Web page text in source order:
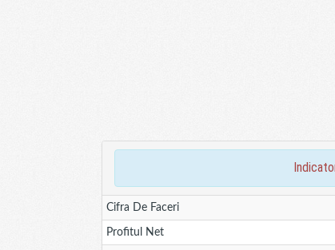
Cifra De Faceri
Profitul Net